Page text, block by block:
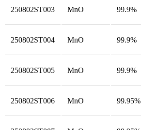
250802ST003 MnO 99.9%
250802ST004 MnO 99.9%
250802ST005 MnO 99.9%
250802ST006 MnO 99.95%